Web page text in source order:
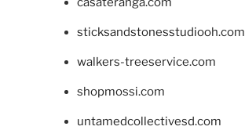
sticksandstonesstudiooh.com
walkers-treeservice.com
shopmossi.com
untamedcollectivesd.com